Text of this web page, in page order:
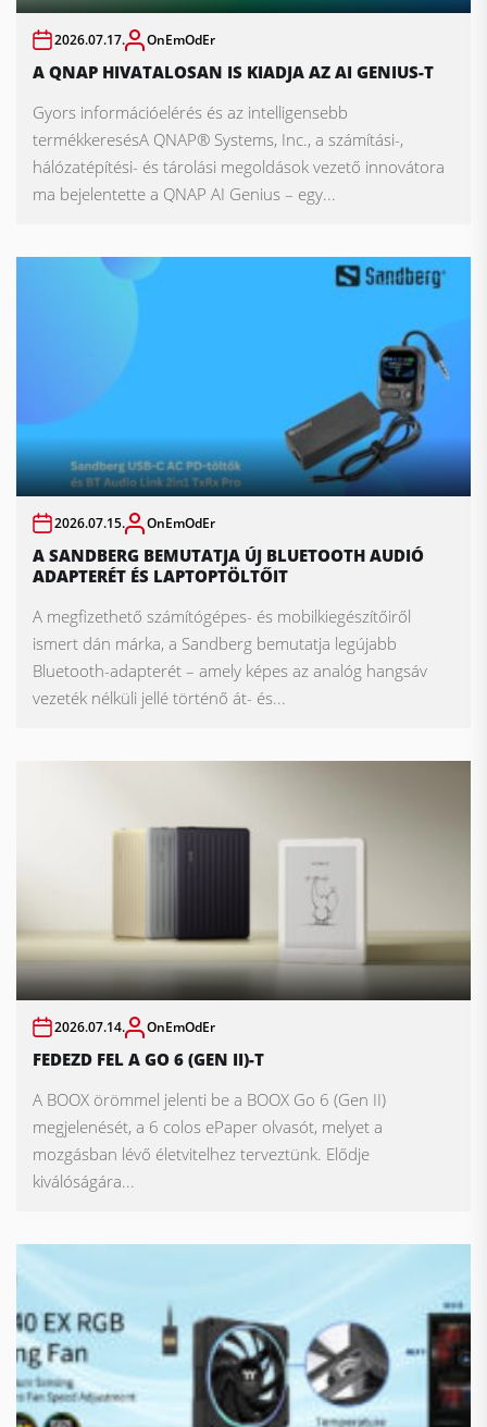
2026.07.17. OnEmOdEr
A QNAP HIVATALOSAN IS KIADJA AZ AI GENIUS-T
Gyors információelérés és az intelligensebb
termékkeresésA QNAP® Systems, Inc., a számítási-,
hálózatépítési- és tárolási megoldások vezető innovátora
ma bejelentette a QNAP AI Genius – egy...
2026.07.15. OnEmOdEr
A SANDBERG BEMUTATJA ÚJ BLUETOOTH AUDIÓ
ADAPTERÉT ÉS LAPTOPTÖLTŐIT
A megfizethető számítógépes- és mobilkiegészítőiről
ismert dán márka, a Sandberg bemutatja legújabb
Bluetooth-adapterét – amely képes az analóg hangsáv
vezeték nélküli jellé történő át- és...
2026.07.14. OnEmOdEr
FEDEZD FEL A GO 6 (GEN II)-T
A BOOX örömmel jelenti be a BOOX Go 6 (Gen II)
megjelenését, a 6 colos ePaper olvasót, melyet a
mozgásban lévő életvitelhez terveztünk. Elődje
kiválóságára...